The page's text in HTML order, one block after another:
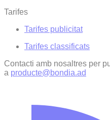
Tarifes
Tarifes publicitat
Tarifes classificats
Contacti amb nosaltres per
a producte@bondia.ad